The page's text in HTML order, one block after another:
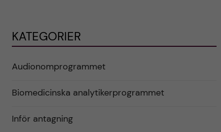
KATEGORIER
Audionomprogrammet
Biomedicinska analytikerprogrammet
Inför antagning